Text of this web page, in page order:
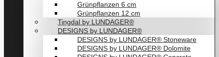
Grünpflanzen 6 cm
Grünpflanzen 12 cm
Tingdal by LUNDAGER®
DESIGNS by LUNDAGER®
DESIGNS by LUNDAGER® Stoneware
DESIGNS by LUNDAGER® Dolomite